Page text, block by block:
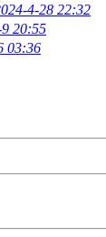
4-28 22:32
20:55
03:36